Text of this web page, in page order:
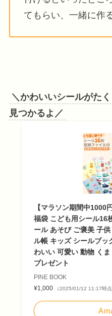
てもらい、一緒に作
＼かわいいシールがた
見つかるよ／
【マラソン期間中1000
福袋 こども用シール16
ール あそび ご褒美 子
ル帳 キッズ シールブッ
わいい 可愛い 動物 く
プレゼント
PINE BOOK
¥1,000
（2025/01/12 11:17時点